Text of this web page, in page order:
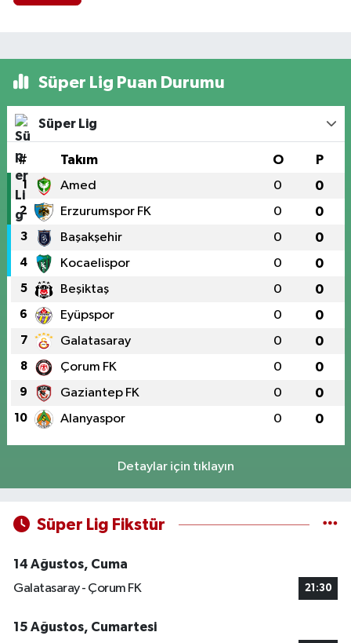
Süper Lig Puan Durumu
Süper Lig
# Takım O P
1 Amed 0 0
2 Erzurumspor FK 0 0
3 Başakşehir 0 0
4 Kocaelispor 0 0
5 Beşiktaş 0 0
6 Eyüpspor 0 0
7 Galatasaray 0 0
8 Çorum FK 0 0
9 Gaziantep FK 0 0
10 Alanyaspor 0 0
Detaylar için tıklayın
Süper Lig Fikstür
14 Ağustos, Cuma
Galatasaray - Çorum FK
21:30
15 Ağustos, Cumartesi